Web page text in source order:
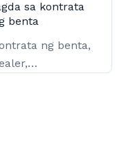
sa kontrata
benta
ng benta,